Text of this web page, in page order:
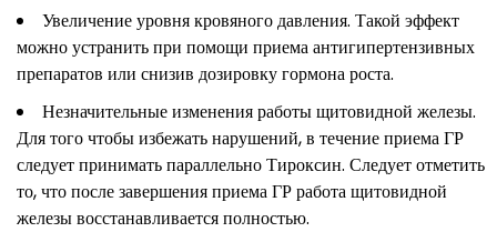
Увеличение уровня кровяного давления. Такой эффект
можно устранить при помощи приема антигипертензивных
препаратов или снизив дозировку гормона роста.
Незначительные изменения работы щитовидной железы.
Для того чтобы избежать нарушений, в течение приема ГР
следует принимать параллельно Тироксин. Следует отметить
то, что после завершения приема ГР работа щитовидной
железы восстанавливается полностью.